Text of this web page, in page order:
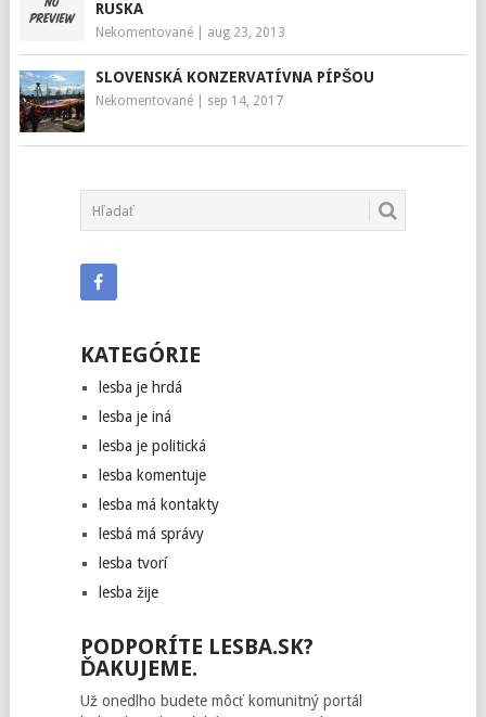
RUSKA
Nekomentované| aug 23, 2013
SLOVENSKÁ KONZERVATÍVNA PÍPŠOU
Nekomentované| sep 14, 2017
KATEGÓRIE
lesba je hrdá
lesba je iná
lesba je politická
lesba komentuje
lesba má kontakty
lesbá má správy
lesba tvorí
lesba žije
PODPORÍTE LESBA.SK?
ĎAKUJEME.
Už onedlho budete môcť komunitný portál